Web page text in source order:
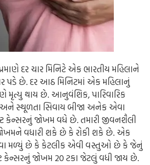
દર ચાર મિનિટે એક ભારતીય મહિલાને
પડે છે. દર આઠ મિનિટમાં એક મહિલાનું
મૃત્યુ થાય છે. આનુવંશિક, પારિવારિક
અને સ્થૂળતા સિવાય બીજા અનેક એવા
કેન્સરનું જોખમ વધે છે. તમારી જીવનશૈલી
વધારી શકે છે કે રોકી શકે છે. એક
મળ્યું છે કે કેટલીક એવી વસ્તુઓ છે કે જેનું
કેન્સરનું જોખમ 20 ટકા જેટલું વધી જાય છે.